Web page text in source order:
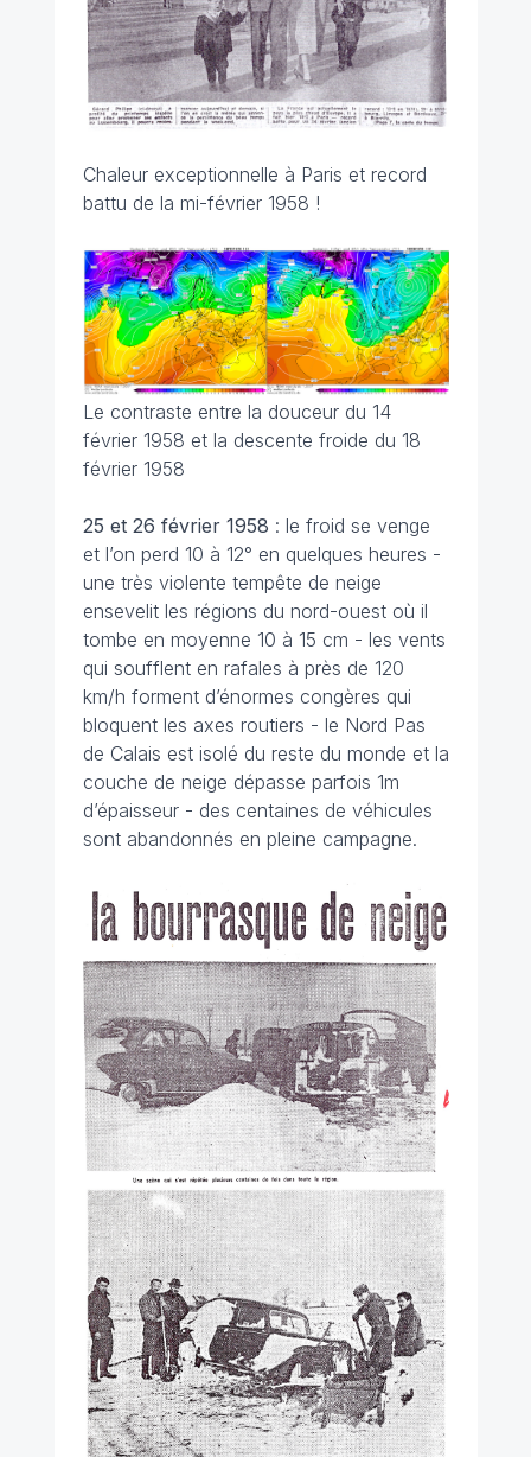
Chaleur exceptionnelle à Paris et record
battu de la mi-février 1958 !
Le contraste entre la douceur du 14
février 1958 et la descente froide du 18
février 1958
25 et 26 février 1958 : le froid se venge
et l’on perd 10 à 12° en quelques heures -
une très violente tempête de neige
ensevelit les régions du nord-ouest où il
tombe en moyenne 10 à 15 cm - les vents
qui soufflent en rafales à près de 120
km/h forment d’énormes congères qui
bloquent les axes routiers - le Nord Pas
de Calais est isolé du reste du monde et la
couche de neige dépasse parfois 1m
d’épaisseur - des centaines de véhicules
sont abandonnés en pleine campagne.